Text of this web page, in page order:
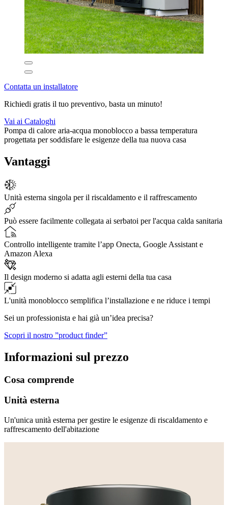
Contatta un installatore
Richiedi gratis il tuo preventivo, basta un minuto!
Vai ai Cataloghi
Pompa di calore aria-acqua monoblocco a bassa temperatura
progettata per soddisfare le esigenze della tua nuova casa
Vantaggi
Unità esterna singola per il riscaldamento e il raffrescamento
Può essere facilmente collegata ai serbatoi per l'acqua calda sanitaria
Controllo intelligente tramite l’app Onecta, Google Assistant e
Amazon Alexa
Il design moderno si adatta agli esterni della tua casa
L'unità monoblocco semplifica l’installazione e ne riduce i tempi
Sei un professionista e hai già un’idea precisa?
Scopri il nostro ”product finder”
Informazioni sul prezzo
Cosa comprende
Unità esterna
Un'unica unità esterna per gestire le esigenze di riscaldamento e
raffrescamento dell'abitazione